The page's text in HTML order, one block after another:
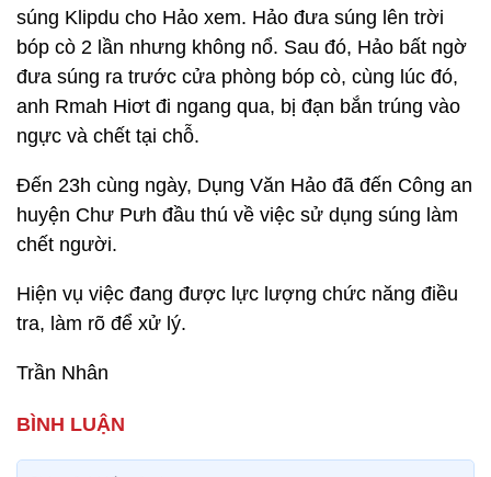
súng Klipdu cho Hảo xem. Hảo đưa súng lên trời
bóp cò 2 lần nhưng không nổ. Sau đó, Hảo bất ngờ
đưa súng ra trước cửa phòng bóp cò, cùng lúc đó,
anh Rmah Hiơt đi ngang qua, bị đạn bắn trúng vào
ngực và chết tại chỗ.
Đến 23h cùng ngày, Dụng Văn Hảo đã đến Công an
huyện Chư Pưh đầu thú về việc sử dụng súng làm
chết người.
Hiện vụ việc đang được lực lượng chức năng điều
tra, làm rõ để xử lý.
Trần Nhân